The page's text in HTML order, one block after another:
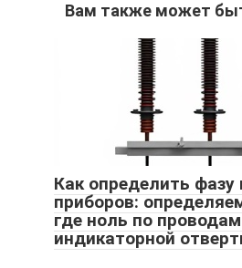
Вам также может
Как определить фазу
приборов:
где ноль по
индикаторной